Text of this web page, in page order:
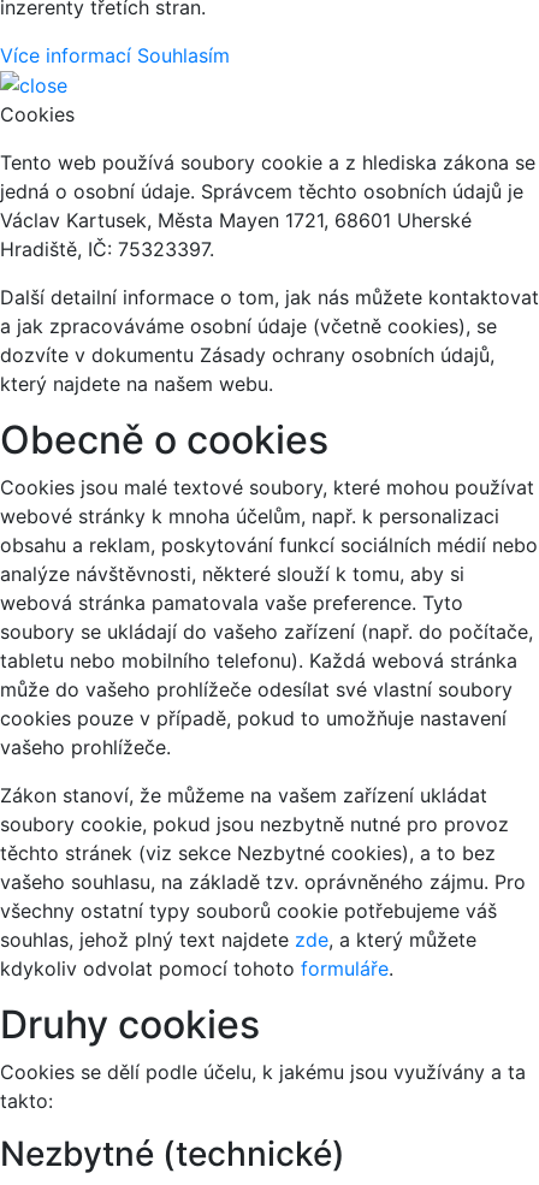
inzerenty třetích stran.
Více informací Souhlasím
Cookies
Tento web používá soubory cookie a z hlediska zákona se
jedná o osobní údaje. Správcem těchto osobních údajů je
Václav Kartusek, Města Mayen 1721, 68601 Uherské
Hradiště, IČ: 75323397.
Další detailní informace o tom, jak nás můžete kontaktovat
a jak zpracováváme osobní údaje (včetně cookies), se
dozvíte v dokumentu Zásady ochrany osobních údajů,
který najdete na našem webu.
Obecně o cookies
Cookies jsou malé textové soubory, které mohou používat
webové stránky k mnoha účelům, např. k personalizaci
obsahu a reklam, poskytování funkcí sociálních médií nebo
analýze návštěvnosti, některé slouží k tomu, aby si
webová stránka pamatovala vaše preference. Tyto
soubory se ukládají do vašeho zařízení (např. do počítače,
tabletu nebo mobilního telefonu). Každá webová stránka
může do vašeho prohlížeče odesílat své vlastní soubory
cookies pouze v případě, pokud to umožňuje nastavení
vašeho prohlížeče.
Zákon stanoví, že můžeme na vašem zařízení ukládat
soubory cookie, pokud jsou nezbytně nutné pro provoz
těchto stránek (viz sekce Nezbytné cookies), a to bez
vašeho souhlasu, na základě tzv. oprávněného zájmu. Pro
všechny ostatní typy souborů cookie potřebujeme váš
souhlas, jehož plný text najdete zde, a který můžete
kdykoliv odvolat pomocí tohoto formuláře.
Druhy cookies
Cookies se dělí podle účelu, k jakému jsou využívány a ta
takto:
Nezbytné (technické)